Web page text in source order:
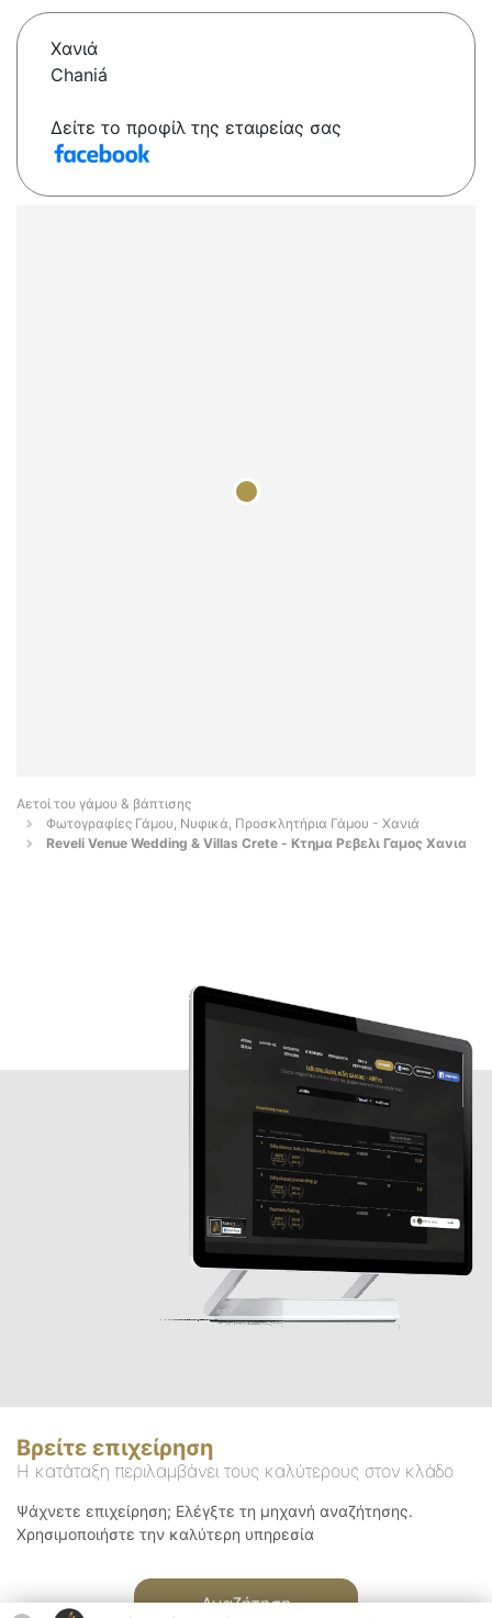
Χανιά
Chaniá
Δείτε το προφίλ της εταιρείας σας
Αετοί του γάμου & βάπτισης
Φωτογραφίες Γάμου, Νυφικά, Προσκλητήρια Γάμου - Χανιά
Reveli Venue Wedding & Villas Crete - Κτημα Ρεβελι Γαμος Χανια
Βρείτε επιχείρηση
Η κατάταξη περιλαμβάνει τους καλύτερους στον κλάδο
Ψάχνετε επιχείρηση; Ελέγξτε τη μηχανή αναζήτησης.
Χρησιμοποιήστε την καλύτερη υπηρεσία
Αναζήτηση